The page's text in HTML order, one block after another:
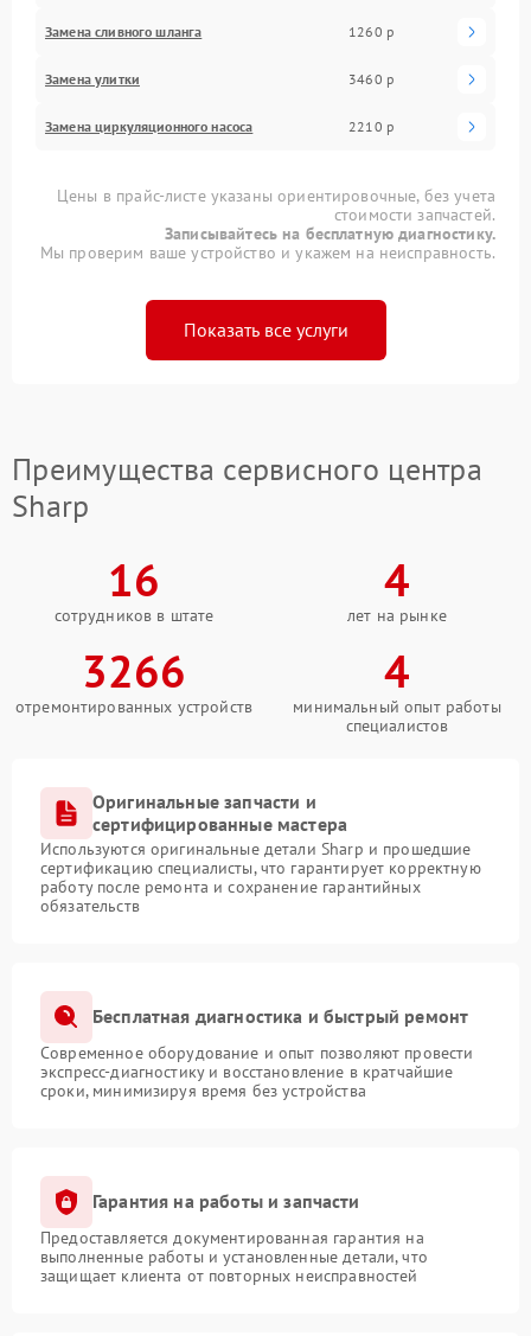
Замена сливного шланга 1260 р
Замена улитки 3460 р
Замена циркуляционного насоса 2210 р
Цены в прайс-листе указаны ориентировочные, без учета
стоимости запчастей.
Записывайтесь на бесплатную диагностику.
Мы проверим ваше устройство и укажем на неисправность.
Показать все услуги
Преимущества сервисного центра
Sharp
16
сотрудников в штате
4
лет на рынке
3266
отремонтированных устройств
4
минимальный опыт работы
специалистов
Оригинальные запчасти и
сертифицированные мастера
Используются оригинальные детали Sharp и прошедшие
сертификацию специалисты, что гарантирует корректную
работу после ремонта и сохранение гарантийных
обязательств
Бесплатная диагностика и быстрый ремонт
Современное оборудование и опыт позволяют провести
экспресс-диагностику и восстановление в кратчайшие
сроки, минимизируя время без устройства
Гарантия на работы и запчасти
Предоставляется документированная гарантия на
выполненные работы и установленные детали, что
защищает клиента от повторных неисправностей